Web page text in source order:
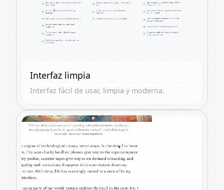
Interfaz limpia
Interfaz fácil de usar, limpia y moderna.